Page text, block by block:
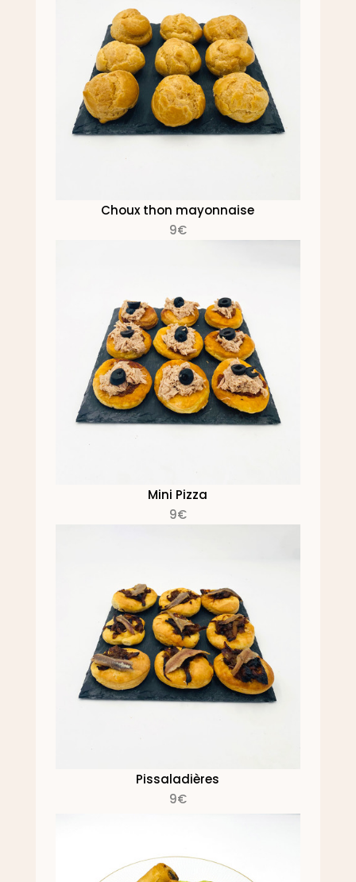
Choux thon mayonnaise
9€
Mini Pizza
9€
Pissaladières
9€